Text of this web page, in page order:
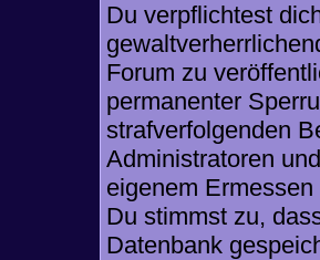
Du verpflichtest
Forum zu
permanenter
strafverfolgenden
Administratoren
eigenem
Du stimmst zu,
Datenbank